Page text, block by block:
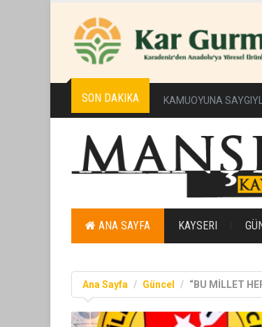
SON DAKIKA Erciyes
ANA SAYFA KAYSERI
Ana Sayfa Güncel “BU MİLLET